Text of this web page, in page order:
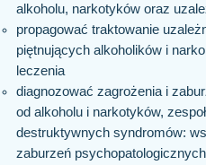
alkoholu, narkotyków oraz
propagować traktowanie
piętnujących alkoholików i
leczenia
diagnozować zagrożenia i
od alkoholu i narkotyków,
destruktywnych syndromów:
zaburzeń